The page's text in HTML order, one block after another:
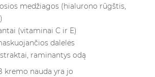
medžiagos (hialurono rūgštis,
(vitaminai C ir E)
dalelės
raminantys odą
kremo nauda yra jo